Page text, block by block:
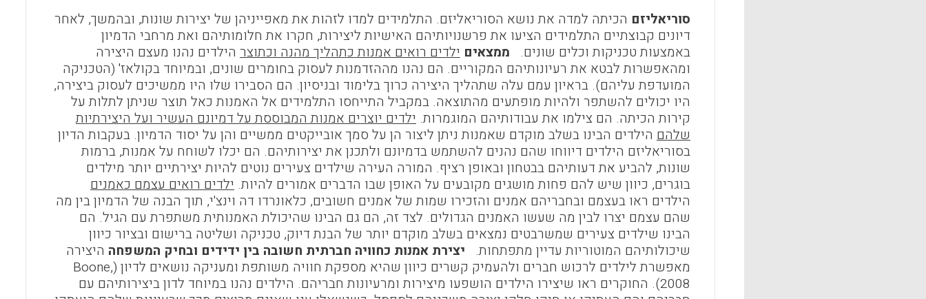
סוריאליזם הכיתה למדה את נושא הסוריאליזם. התלמידים למדו לזהות את מאפייניהן של יצירות שונות, ובהמשך, לאחר
דיונים קבוצתיים התלמידים הציעו את פרשנויותיהם האישיות ליצירות, חקרו את חלומותיהם ואת מרחבי הדמיון
באמצעות טכניקות וכלים שונים.
ממצאים ילדים רואים אמנות כתהליך מהנה וכתוצר הילדים נהנו מעצם היצירה
ומהאפשרות לבטא את רעיונותיהם המקוריים. הם נהנו מההזדמנות לעסוק בחומרים שונים, ובמיוחד בקולאז' (הטכניקה
המועדפת עליהם). בראיון עמם עלה שתהליך היצירה כרוך בלימוד ובניסיון. הם הסבירו שלו היו ממשיכים לעסוק ביצירה,
היו יכולים להשתפר ולהיות מופתעים מהתוצאה. במקביל התייחסו התלמידים אל האמנות כאל תוצר שניתן לתלות על
קירות הכיתה. הם צילמו את עבודותיהם המוגמרות. ילדים יוצרים אמנות המבוססת על דמיונם העשיר ועל היצירתיות
שלהם הילדים הבינו בשלב מוקדם שאמנות ניתן ליצור הן על סמך אובייקטים ממשיים והן על יסוד הדמיון. בעקבות הדיון
בסוריאליזם הילדים דיווחו שהם נהנים להשתמש בדמיונם ולתכנן את יצירותיהם. הם יכלו לשוחח על אמנות, ברמות
שונות, להביע את דעותיהם בבטחון ובאופן רציף. המורה העירה שילדים צעירים נוטים להיות יצירתיים יותר מילדים
בוגרים, כיוון שיש להם פחות מושגים מקובעים על האופן שבו הדברים אמורים להיות. ילדים רואים עצמם כאמנים
הילדים ראו בעצמם ובחבריהם אמנים והזכירו שמות של אמנים חשובים, כלאונרדו דה וינצ'י, תוך הבנה של הדמיון בין מה
שהם עצמם יצרו לבין מה שעשו האמנים הגדולים. לצד זה, הם גם הבינו שהיכולת האמנותית משתפרת עם הגיל. הם
הבינו שילדים צעירים שמשרבטים נמצאים בשלב מוקדם יותר של הבנת דיוק, טכניקה ושליטה ברישום ובציור כיוון
שיכולותיהם המוטוריות עדיין מתפתחות. יצירת אמנות כחוויה חברתית חשובה בין ידידים ובחיק המשפחה היצירה
מאפשרת לילדים לרכוש חברים ולהעמיק קשרים כיוון שהיא מספקת חוויה משותפת ומעניקה נושאים לדיון (Boone,
2008). החוקרים ראו שיצירו הילדים הושפעו מיצירות ומרעיונות חבריהם. הילדים נהנו במיוחד לדון ביצירותיהם עם